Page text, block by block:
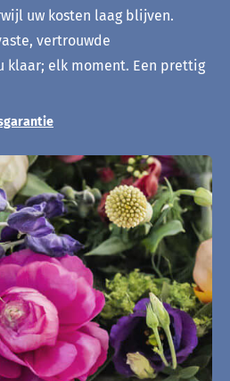
uw kosten laag blijven.
vertrouwde
klaar; elk moment. Een prettig